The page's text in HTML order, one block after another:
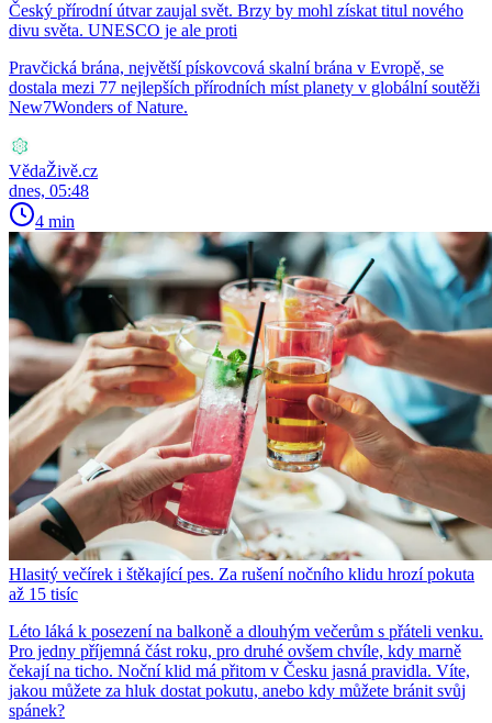
Český přírodní útvar zaujal svět. Brzy by mohl získat titul nového
divu světa. UNESCO je ale proti
Pravčická brána, největší pískovcová skalní brána v Evropě, se
dostala mezi 77 nejlepších přírodních míst planety v globální soutěži
New7Wonders of Nature.
VědaŽivě.cz
dnes, 05:48
4 min
Hlasitý večírek i štěkající pes. Za rušení nočního klidu hrozí pokuta
až 15 tisíc
Léto láká k posezení na balkoně a dlouhým večerům s přáteli venku.
Pro jedny příjemná část roku, pro druhé ovšem chvíle, kdy marně
čekají na ticho. Noční klid má přitom v Česku jasná pravidla. Víte,
jakou můžete za hluk dostat pokutu, anebo kdy můžete bránit svůj
spánek?